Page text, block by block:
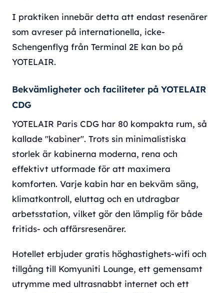
I praktiken innebär detta att endast resenärer
som avreser på internationella, icke-
Schengenflyg från Terminal 2E kan bo på
YOTELAIR.
Bekvämligheter och faciliteter på YOTELAIR
CDG
YOTELAIR Paris CDG har 80 kompakta rum, så
kallade "kabiner". Trots sin minimalistiska
storlek är kabinerna moderna, rena och
effektivt utformade för att maximera
komforten. Varje kabin har en bekväm säng,
klimatkontroll, eluttag och en utdragbar
arbetsstation, vilket gör den lämplig för både
fritids- och affärsresenärer.
Hotellet erbjuder gratis höghastighets-wifi och
tillgång till Komyuniti Lounge, ett gemensamt
utrymme med ultrasnabbt internet och ett